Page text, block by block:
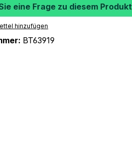
eine Frage zu diesem Produkt
hinzufügen
BT63919